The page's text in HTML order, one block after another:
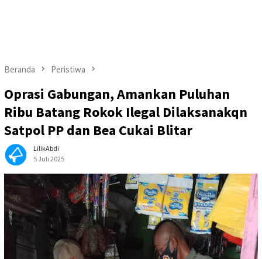
Beranda Peristiwa
Oprasi Gabungan, Amankan Puluhan
Ribu Batang Rokok Ilegal Dilaksanakqn
Satpol PP dan Bea Cukai Blitar
LilikAbdi
5 Juli 2025